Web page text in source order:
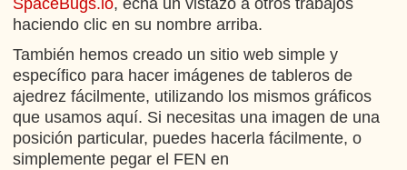
SpaceBugs.io, echa un vistazo a otros trabajos
haciendo clic en su nombre arriba.
También hemos creado un sitio web simple y
específico para hacer imágenes de tableros de
ajedrez fácilmente, utilizando los mismos gráficos
que usamos aquí. Si necesitas una imagen de una
posición particular, puedes hacerla fácilmente, o
simplemente pegar el FEN en